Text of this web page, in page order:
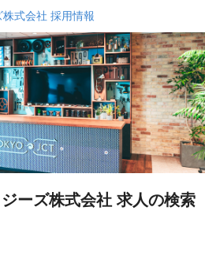
式会社 採用情報
ーズ株式会社 求人の検索